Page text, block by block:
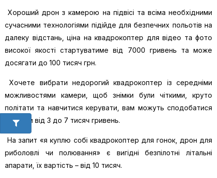
Хороший дрон з камерою на підвісі та всіма необхідними
сучасними технологіями підійде для безпечних польотів на
далеку відстань, ціна на квадрокоптер для відео та фото
високої якості стартуватиме від 7000 гривень та може
досягати до 100 тисяч грн.
Хочете вибрати недорогий квадрокоптер із середніми
можливостями камери, щоб знімки були чіткими, круто
політати та навчитися керувати, вам можуть сподобатися
коптери від 3 до 7 тисяч гривень.
На запит «я куплю собі квадрокоптер для гонок, дрон для
риболовлі чи полювання» є вигідні безпілотні літальні
апарати, їх вартість – від 10 тисяч.